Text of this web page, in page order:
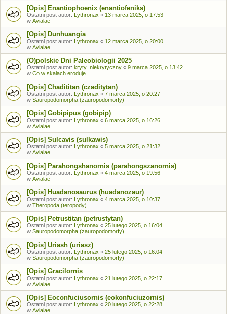
[Opis] Enantiophoenix (enantiofeniks)
Ostatni post autor: Lythronax « 13 marca 2025, o 17:53
w Avialae
[Opis] Dunhuangia
Ostatni post autor: Lythronax « 12 marca 2025, o 20:00
w Avialae
(O)polskie Dni Paleobiologii 2025
Ostatni post autor: kryty_niekrytyczny « 9 marca 2025, o 13:42
w Co w skałach eroduje
[Opis] Chadititan (czaditytan)
Ostatni post autor: Lythronax « 7 marca 2025, o 20:27
w Sauropodomorpha (zauropodomorfy)
[Opis] Gobipipus (gobipip)
Ostatni post autor: Lythronax « 6 marca 2025, o 16:26
w Avialae
[Opis] Sulcavis (sulkawis)
Ostatni post autor: Lythronax « 5 marca 2025, o 21:32
w Avialae
[Opis] Parahongshanornis (parahongszanornis)
Ostatni post autor: Lythronax « 4 marca 2025, o 19:56
w Avialae
[Opis] Huadanosaurus (huadanozaur)
Ostatni post autor: Lythronax « 4 marca 2025, o 10:37
w Theropoda (teropody)
[Opis] Petrustitan (petrustytan)
Ostatni post autor: Lythronax « 25 lutego 2025, o 16:04
w Sauropodomorpha (zauropodomorfy)
[Opis] Uriash (uriasz)
Ostatni post autor: Lythronax « 25 lutego 2025, o 16:04
w Sauropodomorpha (zauropodomorfy)
[Opis] Gracilornis
Ostatni post autor: Lythronax « 21 lutego 2025, o 22:17
w Avialae
[Opis] Eoconfuciusornis (eokonfuciuzornis)
Ostatni post autor: Lythronax « 20 lutego 2025, o 22:28
w Avialae